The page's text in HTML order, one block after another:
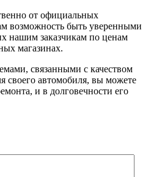
от официальных
возможность быть уверенными
нашим заказчикам по ценам
магазинах.
связанными с качеством
своего автомобиля, вы можете
и в долговечности его